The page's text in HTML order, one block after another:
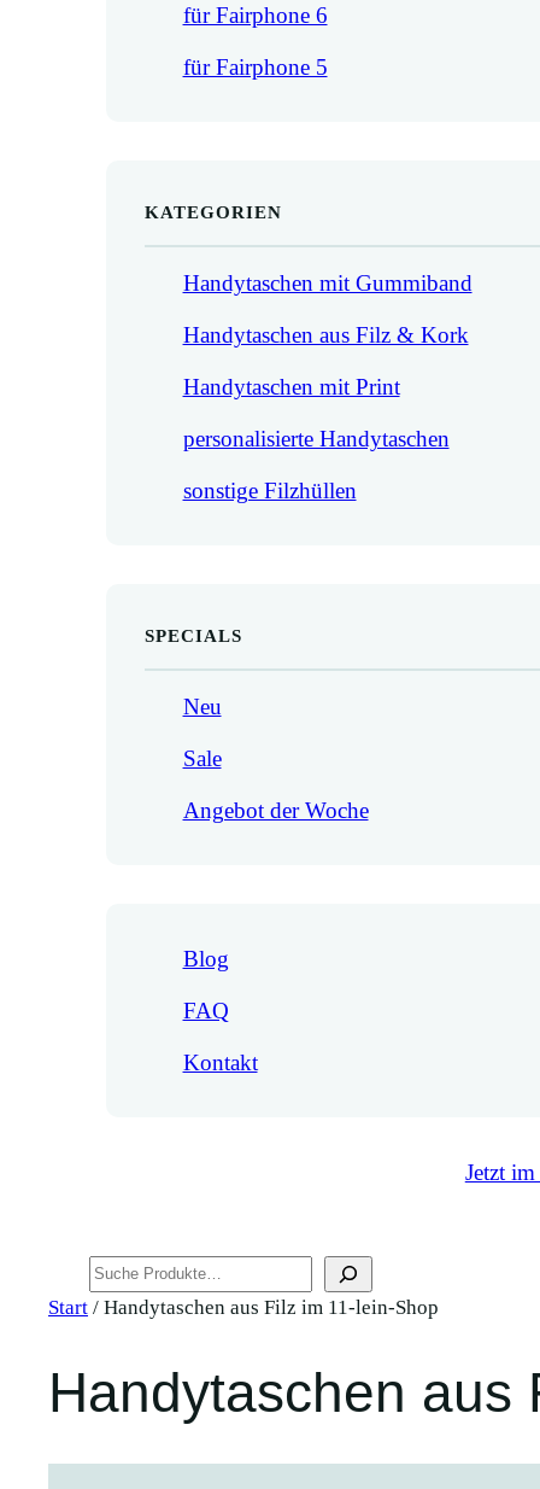
für Fairphone 6
für Fairphone 5
KATEGORIEN
Handytaschen mit Gummiband
Handytaschen aus Filz & Kork
Handytaschen mit Print
personalisierte Handytaschen
sonstige Filzhüllen
SPECIALS
Neu
Sale
Angebot der Woche
Blog
FAQ
Kontakt
Jetzt
Start / Handytaschen aus Filz im 11-lein-Shop
Handytaschen aus